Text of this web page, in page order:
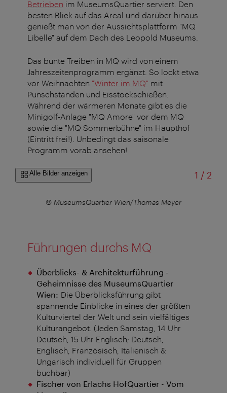
Betrieben im MuseumsQuartier serviert. Den
besten Blick auf das Areal und darüber hinaus
genießt man von der Aussichtsplattform "MQ
Libelle" auf dem Dach des Leopold Museums.
Das bunte Treiben in MQ wird von einem
Jahreszeitenprogramm ergänzt. So lockt etwa
vor Weihnachten "Winter im MQ" mit
Punschständen und Eisstockschießen.
Während der wärmeren Monate gibt es die
Minigolf-Anlage "MQ Amore" vor dem MQ
sowie die "MQ Sommerbühne" im Haupthof
(Eintritt frei!). Unbedingt das saisonale
Programm vorab ansehen!
Alle Bilder anzeigen 1 /von
2
© MuseumsQuartier Wien/Thomas Meyer
Führungen durchs MQ
Überblicks- & Architekturführung -
Geheimnisse des MuseumsQuartier
Wien: Die Überblicksführung gibt
spannende Einblicke in eines der größten
Kulturviertel der Welt und sein vielfältiges
Kulturangebot. (Jeden Samstag, 14 Uhr
Deutsch, 15 Uhr Englisch; Deutsch,
Englisch, Französisch, Italienisch &
Ungarisch individuell für Gruppen
buchbar)
Fischer von Erlachs HofQuartier - Vom